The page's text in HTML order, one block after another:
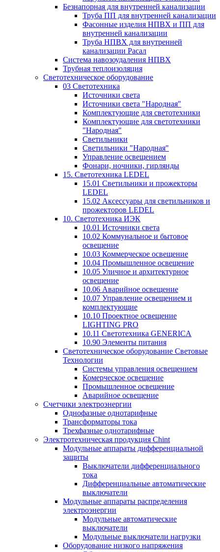
Безнапорная для внутренней канализации
Труба ПП для внутренней канализации
Фасонные изделия НПВХ и ПП для
внутренней канализации
Труба НПВХ для внутренней
канализации Расал
Система навозоудаления НПВХ
Трубная теплоизоляция
Светотехническое оборудование
03 Светотехника
Источники света
Источники света "Народная"
Комплектующие для светотехники
Комплектующие для светотехники
"Народная"
Светильники
Светильники "Народная"
Управление освещением
Фонари, ночники, гирлянды
15. Светотехника LEDEL
15.01 Светильники и прожекторы
LEDEL
15.02 Аксессуары для светильников и
прожекторов LEDEL
10. Светотехника ИЭК
10.01 Источники света
10.02 Коммунальное и бытовое
освещение
10.03 Коммерческое освещение
10.04 Промышленное освещение
10.05 Уличное и архитектурное
освещение
10.06 Аварийное освещение
10.07 Управление освещением и
комплектующие
10.10 Проектное освещение
LIGHTING PRO
10.11 Светотехника GENERICA
10.90 Элементы питания
Светотехническое оборудование Световые
Технологии
Системы управления освещением
Комерческое освещение
Промышленное освещение
Аварийное освещение
Счетчики электроэнергии
Однофазные однотарифные
Трансформаторы тока
Трехфазные однотарифные
Электротехническая продукция Chint
Модульные аппараты дифференциальной
защиты
Выключатели дифференциального
тока
Дифференциальные автоматические
выключатели
Модульные аппараты распределения
электроэнергии
Модульные автоматические
выключатели
Модульные выключатели нагрузки
Оборудование низкого напряжения